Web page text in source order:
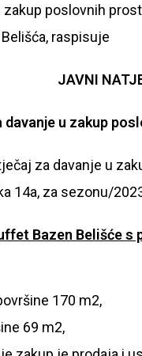
poslovnih
raspisuje
JAVNI
davanje u zakup
za davanje u
14a, za sezonu/
Bazen Belišće s
170 m2,
69 m2,